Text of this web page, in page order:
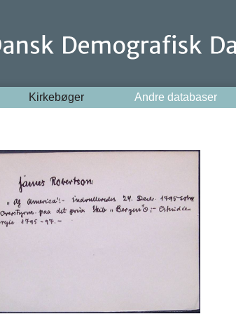
Kirkebøger Andre databaser